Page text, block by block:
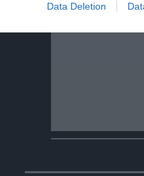
Data Deletion